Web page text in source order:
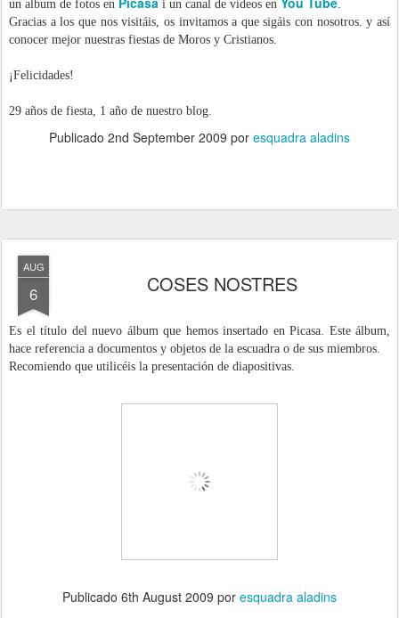
un album de fotos en i un canal de vídeos en
.
Gracias a los que nos visitáis, os invitamos a que sigáis con nosotros. y así
conocer mejor nuestras fiestas de Moros y Cristianos.
¡Felicidades!
29 años de fiesta, 1 año de nuestro blog.
Publicado 2nd September 2009 por esquadra aladins
AUG
6 COSES NOSTRES
Es el título del nuevo álbum que hemos insertado en Picasa. Este álbum,
hace referencia a documentos y objetos de la escuadra o de sus miembros.
Recomiendo que utilicéis la presentación de diapositivas.
Publicado 6th August 2009 por esquadra aladins